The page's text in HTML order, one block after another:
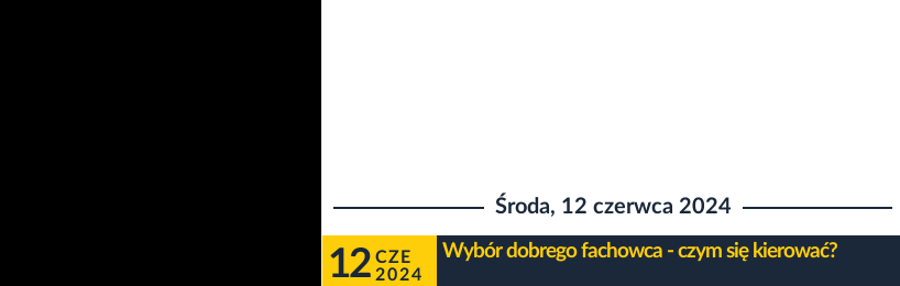
Środa, 12 czerwca 2024
12 CZE
2024
Wybór dobrego fachowca - czym się kierować?